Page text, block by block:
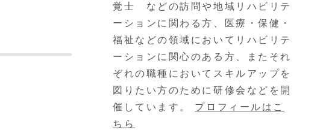
覚士 などの訪問や地域リハビリテ
ーションに関わる方、医療・保健・
福祉などの領域においてリハビリテ
ーションに関心のある方、またそれ
ぞれの職種においてスキルアップを
図りたい方のために研修会などを開
催しています。 プロフィールはこ
ちら